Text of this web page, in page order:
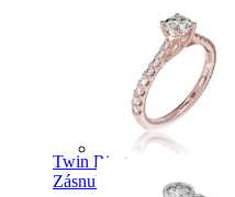
Twin Rings
Zásnubné prstne z